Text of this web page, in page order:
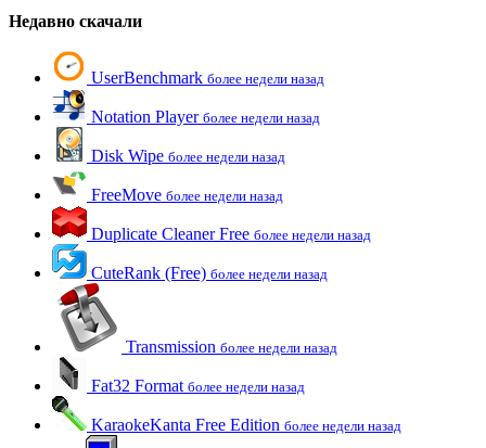
Недавно скачали
UserBenchmark более недели назад
Notation Player более недели назад
Disk Wipe более недели назад
FreeMove более недели назад
Duplicate Cleaner Free более недели назад
CuteRank (Free) более недели назад
Transmission более недели назад
Fat32 Format более недели назад
KaraokeKanta Free Edition более недели назад